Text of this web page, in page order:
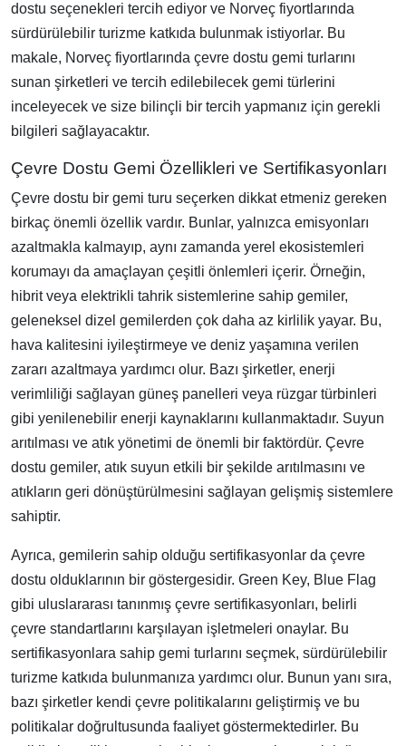
dostu seçenekleri tercih ediyor ve Norveç fiyortlarında
sürdürülebilir turizme katkıda bulunmak istiyorlar. Bu
makale, Norveç fiyortlarında çevre dostu gemi turlarını
sunan şirketleri ve tercih edilebilecek gemi türlerini
inceleyecek ve size bilinçli bir tercih yapmanız için gerekli
bilgileri sağlayacaktır.
Çevre Dostu Gemi Özellikleri ve Sertifikasyonları
Çevre dostu bir gemi turu seçerken dikkat etmeniz gereken
birkaç önemli özellik vardır. Bunlar, yalnızca emisyonları
azaltmakla kalmayıp, aynı zamanda yerel ekosistemleri
korumayı da amaçlayan çeşitli önlemleri içerir. Örneğin,
hibrit veya elektrikli tahrik sistemlerine sahip gemiler,
geleneksel dizel gemilerden çok daha az kirlilik yayar. Bu,
hava kalitesini iyileştirmeye ve deniz yaşamına verilen
zararı azaltmaya yardımcı olur. Bazı şirketler, enerji
verimliliği sağlayan güneş panelleri veya rüzgar türbinleri
gibi yenilenebilir enerji kaynaklarını kullanmaktadır. Suyun
arıtılması ve atık yönetimi de önemli bir faktördür. Çevre
dostu gemiler, atık suyun etkili bir şekilde arıtılmasını ve
atıkların geri dönüştürülmesini sağlayan gelişmiş sistemlere
sahiptir.
Ayrıca, gemilerin sahip olduğu sertifikasyonlar da çevre
dostu olduklarının bir göstergesidir. Green Key, Blue Flag
gibi uluslararası tanınmış çevre sertifikasyonları, belirli
çevre standartlarını karşılayan işletmeleri onaylar. Bu
sertifikasyonlara sahip gemi turlarını seçmek, sürdürülebilir
turizme katkıda bulunmanıza yardımcı olur. Bunun yanı sıra,
bazı şirketler kendi çevre politikalarını geliştirmiş ve bu
politikalar doğrultusunda faaliyet göstermektedirler. Bu